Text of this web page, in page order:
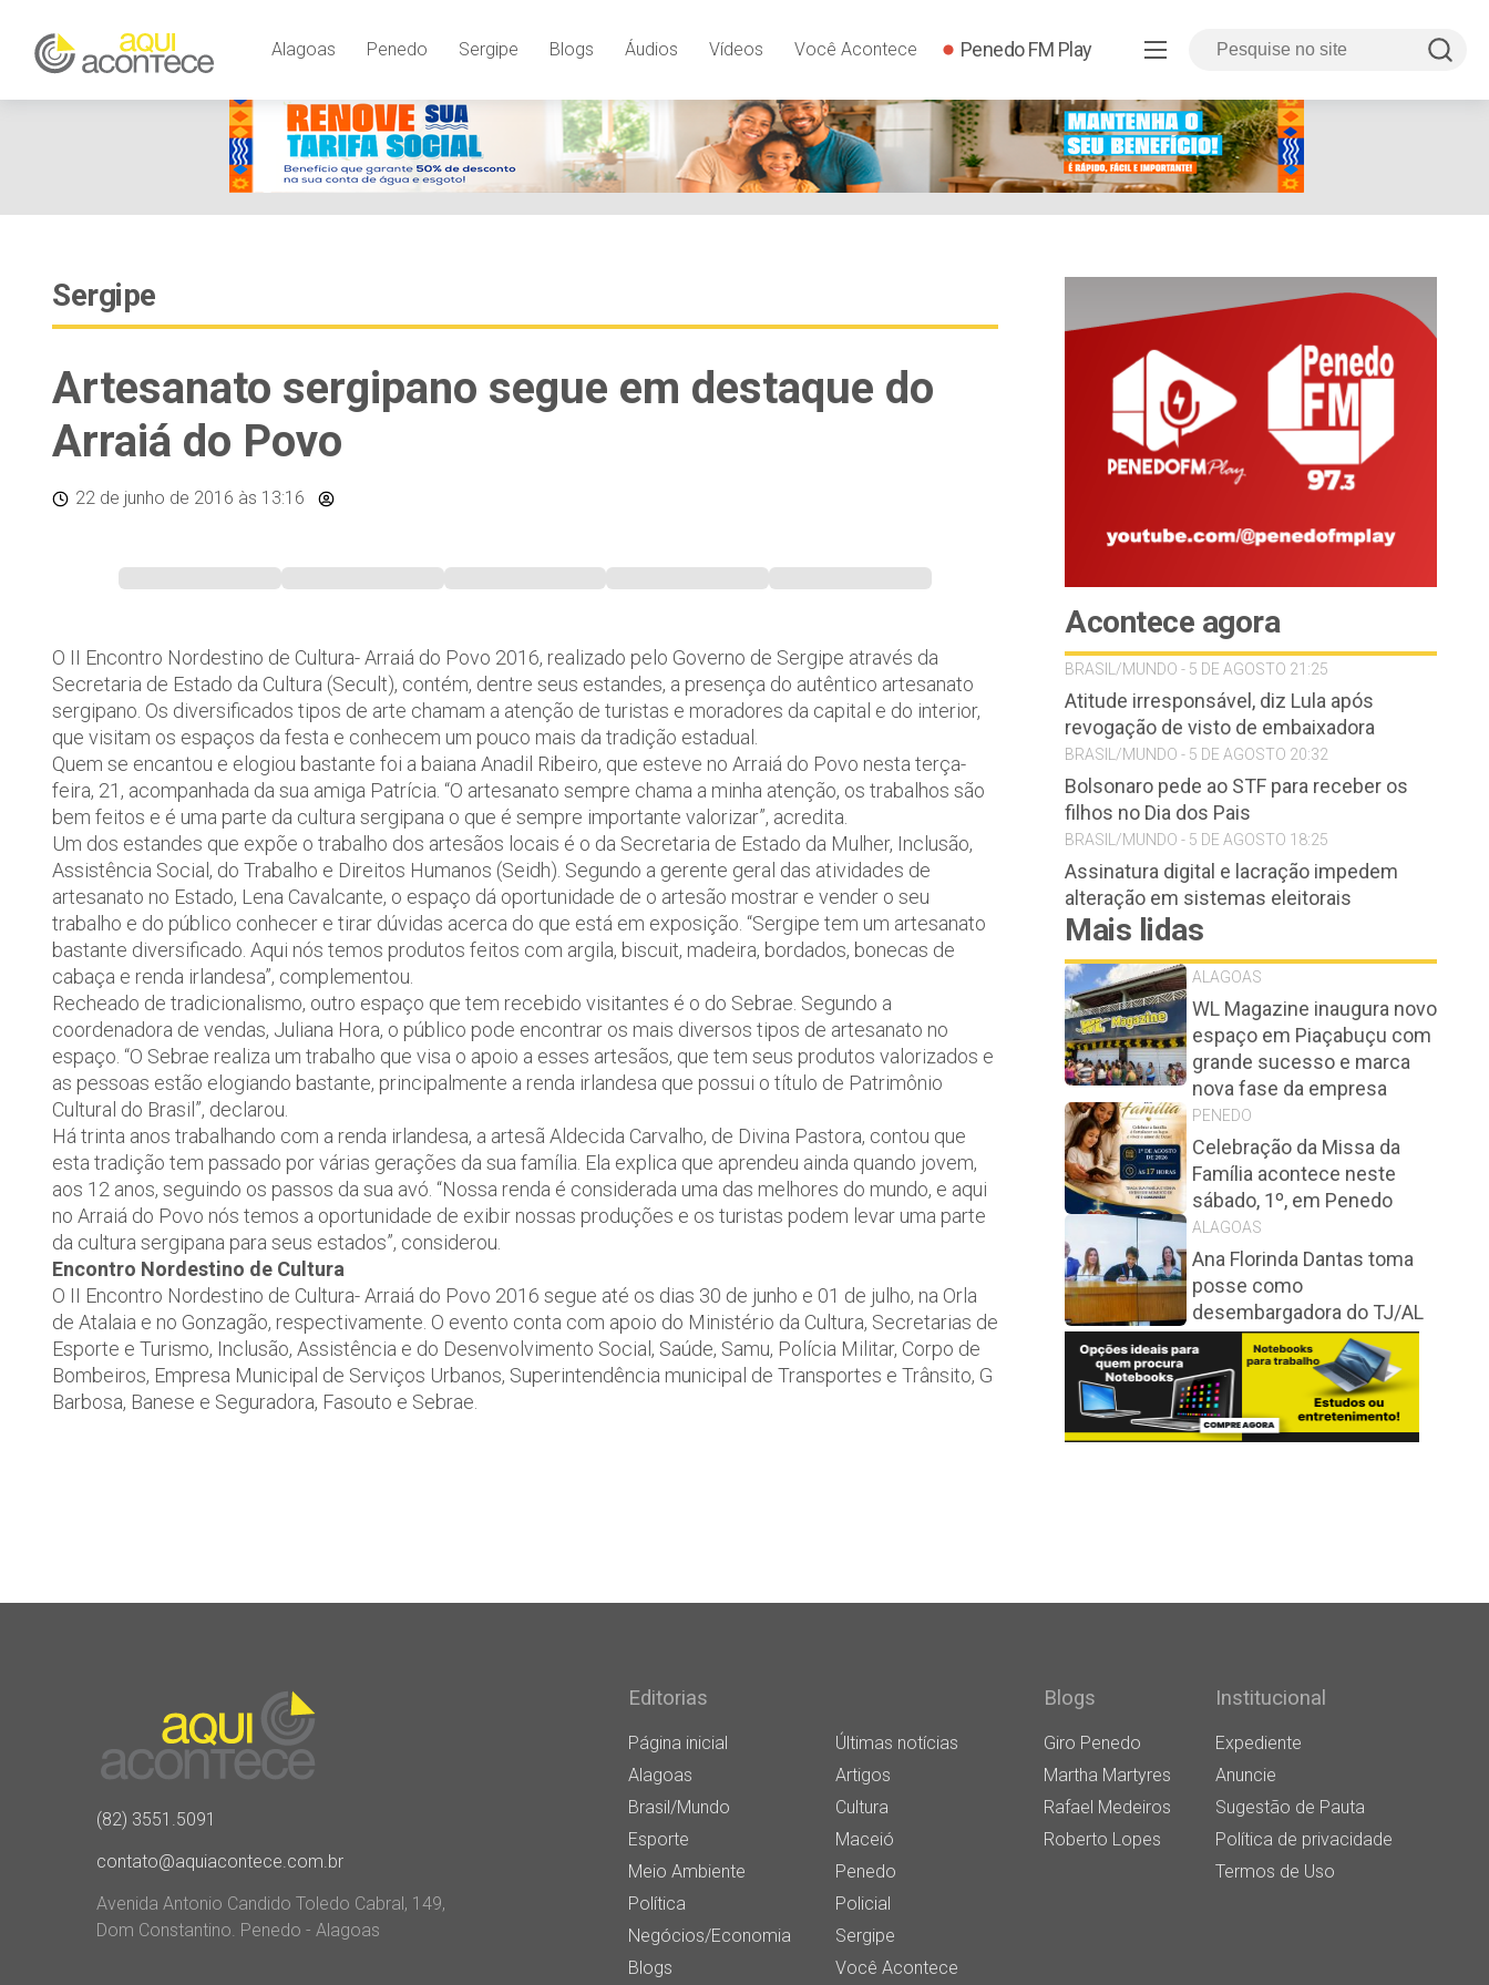
Alagoas Penedo Sergipe Blogs Áudios Vídeos Você Acontece Penedo FM Play
Sergipe
Artesanato sergipano segue em destaque do
Arraiá do Povo
22 de junho de 2016 às 13:16
O II Encontro Nordestino de Cultura- Arraiá do Povo 2016, realizado pelo Governo de Sergipe através da
Secretaria de Estado da Cultura (Secult), contém, dentre seus estandes, a presença do autêntico artesanato
sergipano. Os diversificados tipos de arte chamam a atenção de turistas e moradores da capital e do interior,
que visitam os espaços da festa e conhecem um pouco mais da tradição estadual.
Quem se encantou e elogiou bastante foi a baiana Anadil Ribeiro, que esteve no Arraiá do Povo nesta terça-
feira, 21, acompanhada da sua amiga Patrícia. “O artesanato sempre chama a minha atenção, os trabalhos são
bem feitos e é uma parte da cultura sergipana o que é sempre importante valorizar”, acredita.
Um dos estandes que expõe o trabalho dos artesãos locais é o da Secretaria de Estado da Mulher, Inclusão,
Assistência Social, do Trabalho e Direitos Humanos (Seidh). Segundo a gerente geral das atividades de
artesanato no Estado, Lena Cavalcante, o espaço dá oportunidade de o artesão mostrar e vender o seu
trabalho e do público conhecer e tirar dúvidas acerca do que está em exposição. “Sergipe tem um artesanato
bastante diversificado. Aqui nós temos produtos feitos com argila, biscuit, madeira, bordados, bonecas de
cabaça e renda irlandesa”, complementou.
Recheado de tradicionalismo, outro espaço que tem recebido visitantes é o do Sebrae. Segundo a
coordenadora de vendas, Juliana Hora, o público pode encontrar os mais diversos tipos de artesanato no
espaço. “O Sebrae realiza um trabalho que visa o apoio a esses artesãos, que tem seus produtos valorizados e
as pessoas estão elogiando bastante, principalmente a renda irlandesa que possui o título de Patrimônio
Cultural do Brasil”, declarou.
Há trinta anos trabalhando com a renda irlandesa, a artesã Aldecida Carvalho, de Divina Pastora, contou que
esta tradição tem passado por várias gerações da sua família. Ela explica que aprendeu ainda quando jovem,
aos 12 anos, seguindo os passos da sua avó. “Nossa renda é considerada uma das melhores do mundo, e aqui
no Arraiá do Povo nós temos a oportunidade de exibir nossas produções e os turistas podem levar uma parte
da cultura sergipana para seus estados”, considerou.
Encontro Nordestino de Cultura
O II Encontro Nordestino de Cultura- Arraiá do Povo 2016 segue até os dias 30 de junho e 01 de julho, na Orla
de Atalaia e no Gonzagão, respectivamente. O evento conta com apoio do Ministério da Cultura, Secretarias de
Esporte e Turismo, Inclusão, Assistência e do Desenvolvimento Social, Saúde, Samu, Polícia Militar, Corpo de
Bombeiros, Empresa Municipal de Serviços Urbanos, Superintendência municipal de Transportes e Trânsito, G
Barbosa, Banese e Seguradora, Fasouto e Sebrae.
Acontece agora
BRASIL/MUNDO - 5 DE AGOSTO 21:25
Atitude irresponsável, diz Lula após
revogação de visto de embaixadora
BRASIL/MUNDO - 5 DE AGOSTO 20:32
Bolsonaro pede ao STF para receber os
filhos no Dia dos Pais
BRASIL/MUNDO - 5 DE AGOSTO 18:25
Assinatura digital e lacração impedem
alteração em sistemas eleitorais
Mais lidas
ALAGOAS
WL Magazine inaugura novo
espaço em Piaçabuçu com
grande sucesso e marca
nova fase da empresa
PENEDO
Celebração da Missa da
Família acontece neste
sábado, 1º, em Penedo
ALAGOAS
Ana Florinda Dantas toma
posse como
desembargadora do TJ/AL
(82) 3551.5091
contato@aquiacontece.com.br
Avenida Antonio Candido Toledo Cabral, 149,
Dom Constantino. Penedo - Alagoas
Editorias
Página inicial
Últimas notícias
Alagoas
Artigos
Brasil/Mundo
Cultura
Esporte
Maceió
Meio Ambiente
Penedo
Política
Policial
Negócios/Economia
Sergipe
Blogs
Você Acontece
Blogs
Giro Penedo
Martha Martyres
Rafael Medeiros
Roberto Lopes
Institucional
Expediente
Anuncie
Sugestão de Pauta
Política de privacidade
Termos de Uso